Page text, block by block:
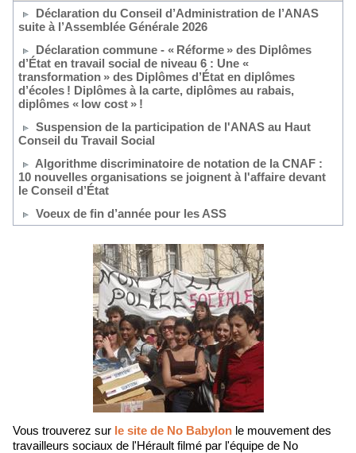
Déclaration du Conseil d’Administration de l’ANAS
suite à l’Assemblée Générale 2026
Déclaration commune - « Réforme » des Diplômes
d’État en travail social de niveau 6 : Une «
transformation » des Diplômes d’État en diplômes
d’écoles ! Diplômes à la carte, diplômes au rabais,
diplômes « low cost » !
Suspension de la participation de l'ANAS au Haut
Conseil du Travail Social
Algorithme discriminatoire de notation de la CNAF :
10 nouvelles organisations se joignent à l'affaire devant
le Conseil d’État
Voeux de fin d’année pour les ASS
Vous trouverez sur le site de No Babylon le mouvement des
travailleurs sociaux de l'Hérault filmé par l'équipe de No